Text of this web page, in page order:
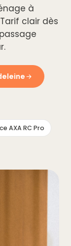
à
clair dès
AXA RC Pro